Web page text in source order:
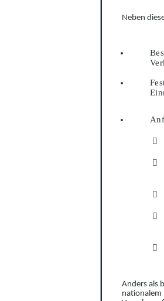
Neben dies





Anders als
nationalem